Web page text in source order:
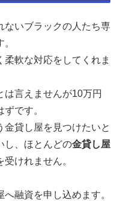
ないブラックの人たち専
軟な対応をしてくれま
言えませんが10万円
です。
貸し屋を見つけたいと
し、ほとんどの金貸し屋
けれません。
融資を申し込めます。